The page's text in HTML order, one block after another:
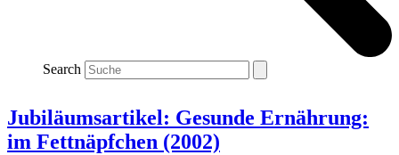
Search
Jubiläumsartikel: Gesunde Ernährung:
im Fettnäpfchen (2002)